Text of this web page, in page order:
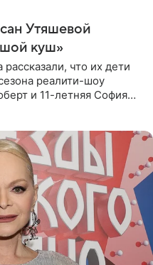
Утяшевой
куш»
что их дети
реалити-шоу
и 11-летняя София